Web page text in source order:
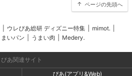
ページの先頭へ
ウレぴあ総研 ディズニー特集 mimot.
まいパン うまい肉 Medery.
ぴあ関連サイト
ぴあ(アプリ&Web)